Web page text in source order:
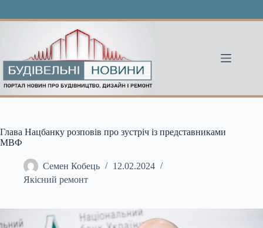
Глава Нацбанку розповів про зустріч із представниками
МВФ
Семен Кобець
12.02.2024
Якісний ремонт